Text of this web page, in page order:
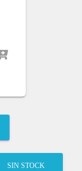
SIN STOCK